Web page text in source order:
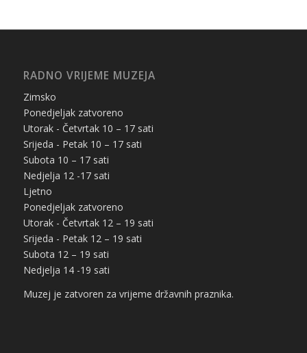
RADNO VRIJEME MUZEJA
Zimsko
Ponedjeljak zatvoreno
Utorak - Četvrtak 10 – 17 sati
Srijeda - Petak 10 – 17 sati
Subota 10 – 17 sati
Nedjelja 12 -17 sati
Ljetno
Ponedjeljak zatvoreno
Utorak - Četvrtak 12 – 19 sati
Srijeda - Petak 12 – 19 sati
Subota 12 – 19 sati
Nedjelja 14 -19 sati
Muzej je zatvoren za vrijeme državnih praznika.